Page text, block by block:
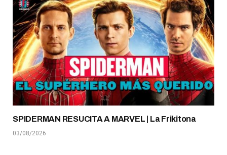
SPIDERMAN RESUCITA A MARVEL | La Frikitona
03/08/2026